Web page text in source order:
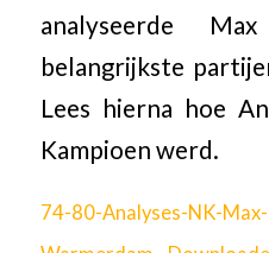
analyseerde
belangrijkste
Lees hierna hoe
Kampioen werd.
74-80-Analyses-NK-Max-